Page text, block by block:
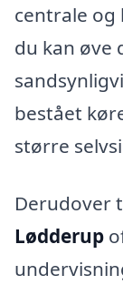
centrale og
du kan øve
bestået
større
Derudover
Lødderup